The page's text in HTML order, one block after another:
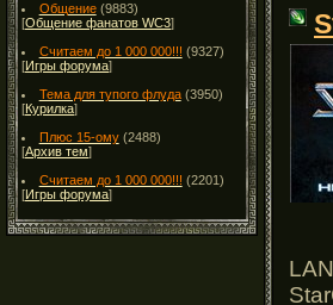
Общение (9883)
[Общение фанатов WC3]
Считаем до 1 000 000!!! (9327)
[Игры форума]
Тема для тупого флуда (3950)
[Курилка]
Плюс 15-ому (2488)
[Архив тем]
Считаем до 1 000 000!!! (2201)
[Игры форума]